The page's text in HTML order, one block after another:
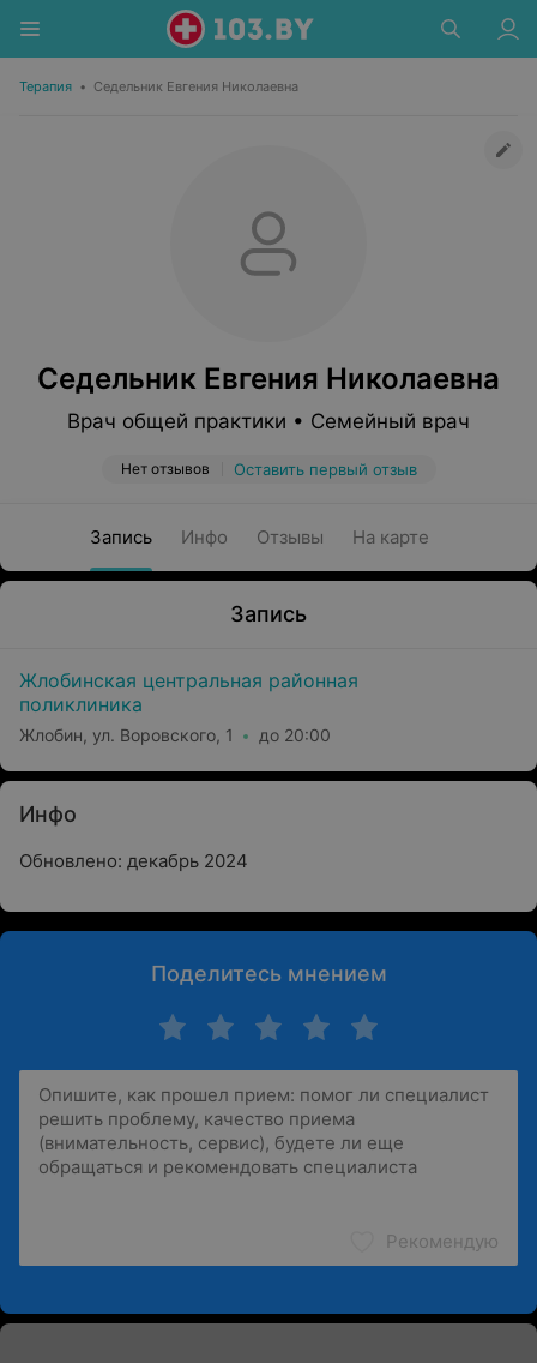
Терапия • Седельник Евгения Николаевна
Седельник Евгения Николаевна
Врач общей практики • Семейный врач
Нет отзывов Оставить первый отзыв
Запись Инфо Отзывы На карте
Запись
Жлобинская центральная районная
поликлиника
Жлобин, ул. Воровского, 1 до 20:00
Инфо
Обновлено: декабрь 2024
Поделитесь мнением
Рекомендую